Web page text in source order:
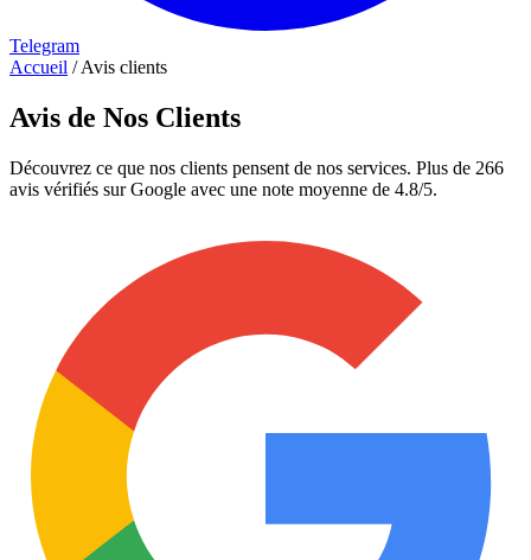
Telegram
Accueil / Avis clients
Avis de Nos Clients
Découvrez ce que nos clients pensent de nos services. Plus de 266
avis vérifiés sur Google avec une note moyenne de 4.8/5.